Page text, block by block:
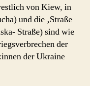
von Kiew, in
und die ‚Straße
Straße) sind wie
der
der Ukraine